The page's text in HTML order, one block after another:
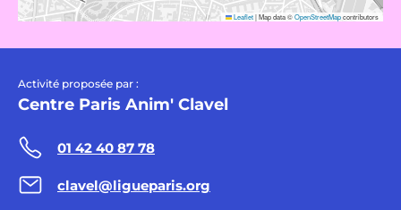
Leaflet|Map data ©OpenStreetMapcontributors
Activité proposée par :
Centre Paris Anim' Clavel
01 42 40 87 78
clavel@ligueparis.org